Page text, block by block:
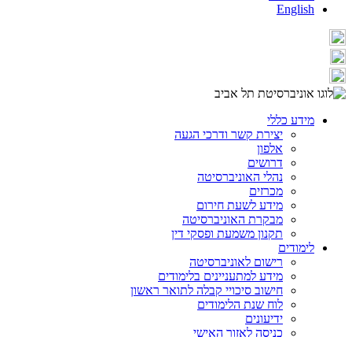
English
מידע כללי
יצירת קשר ודרכי הגעה
אלפון
דרושים
נהלי האוניברסיטה
מכרזים
מידע לשעת חירום
מבקרת האוניברסיטה
תקנון משמעת ופסקי דין
לימודים
רישום לאוניברסיטה
מידע למתעניינים בלימודים
חישוב סיכויי קבלה לתואר ראשון
לוח שנת הלימודים
ידיעונים
כניסה לאזור האישי